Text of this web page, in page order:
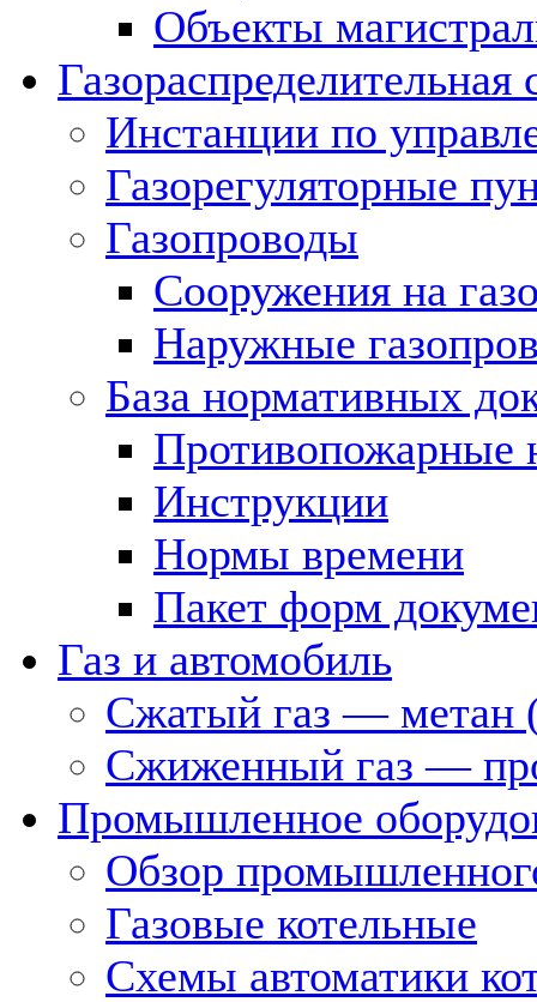
Объекты
Газораспределительная
Инстанции по
Газорегуляторные
Газопроводы
Сооружения на
Наружные
База нормативных
Противопожарные
Инструкции
Нормы времени
Пакет форм
Газ и автомобиль
Сжатый газ — метан
Сжиженный газ —
Промышленное
Обзор
Газовые котельные
Схемы автоматики